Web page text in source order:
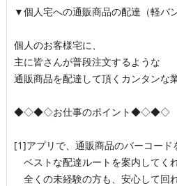
▼個人宅への通販商品の配達（軽バン
個人のお客様宅に、
主に皆さんが普段注文するような
通販商品を配達して頂くカンタンな
◆◇◆◇お仕事のポイント◆◇◆◇
[1]アプリで、通販商品のバーコード
ベストな配達ルートを案内してくれ
全くの未経験の方も、安心して回